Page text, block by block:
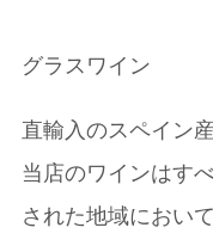
グラスワイン
直輸入のスペイン
当店のワインはす
された地域におい